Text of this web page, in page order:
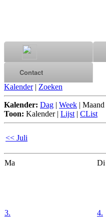
Contact
Kalender | Zoeken
Kalender: Dag | Week | Maand
Toon: Kalender| Lijst | CList
<< Juli
Ma Di
3. 4.